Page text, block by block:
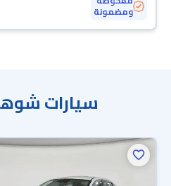
ومضمونة
سيارات